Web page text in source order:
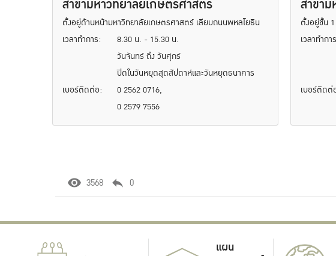
สาขามหาวิทยาลัยเกษตรศาสตร์
ตั้งอยู่ด้านหน้ามหาวิทยาลัยเกษตรศาสตร์ เลียบถนนพหลโยธิน
เวลาทำการ:
8.30 น. - 15.30 น.
วันจันทร์ ถึง วันศุกร์
ปิดในวันหยุดสุดสัปดาห์และวันหยุดธนาคาร
เบอร์ติดต่อ:
0 2562 0716,
0 2579 7556
สาขา
ตั้งอยู่ชั้น
เวลาทำกา
เบอร์ติดต่
3568 0
แผน